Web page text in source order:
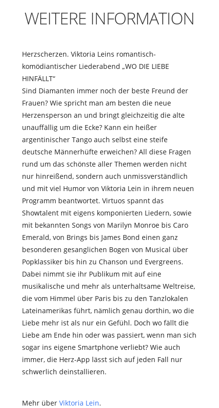
WEITERE INFORMATION
Herzscherzen. Viktoria Leins romantisch-
komödiantischer Liederabend „WO DIE LIEBE
HINFÄLLT“
Sind Diamanten immer noch der beste Freund der
Frauen? Wie spricht man am besten die neue
Herzensperson an und bringt gleichzeitig die alte
unauffällig um die Ecke? Kann ein heißer
argentinischer Tango auch selbst eine steife
deutsche Männerhüfte erweichen? All diese Fragen
rund um das schönste aller Themen werden nicht
nur hinreißend, sondern auch unmissverständlich
und mit viel Humor von Viktoria Lein in ihrem neuen
Programm beantwortet. Virtuos spannt das
Showtalent mit eigens komponierten Liedern, sowie
mit bekannten Songs von Marilyn Monroe bis Caro
Emerald, von Brings bis James Bond einen ganz
besonderen gesanglichen Bogen von Musical über
Popklassiker bis hin zu Chanson und Evergreens.
Dabei nimmt sie ihr Publikum mit auf eine
musikalische und mehr als unterhaltsame Weltreise,
die vom Himmel über Paris bis zu den Tanzlokalen
Lateinamerikas führt, nämlich genau dorthin, wo die
Liebe mehr ist als nur ein Gefühl. Doch wo fällt die
Liebe am Ende hin oder was passiert, wenn man sich
sogar ins eigene Smartphone verliebt? Wie auch
immer, die Herz-App lässt sich auf jeden Fall nur
schwerlich deinstallieren.
Mehr über Viktoria Lein.